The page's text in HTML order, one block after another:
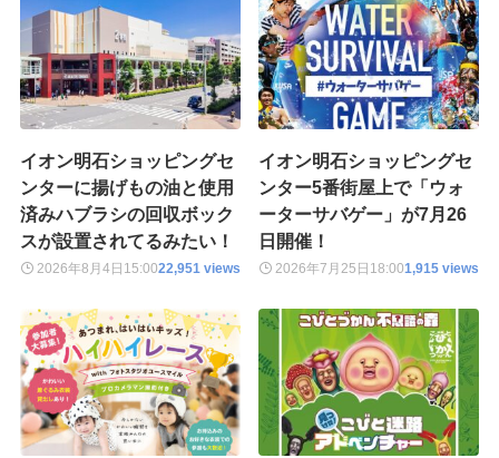
イオン明石ショッピングセ
ンターに揚げもの油と使用
済みハブラシの回収ボック
スが設置されてるみたい！
2026年8月4日 15:0022,951 views
イオン明石ショッピングセ
ンター5番街屋上で「ウォ
ーターサバゲー」が7月26
日開催！
2026年7月25日 18:001,915 views